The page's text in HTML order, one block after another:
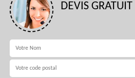
DEVIS GRATUIT